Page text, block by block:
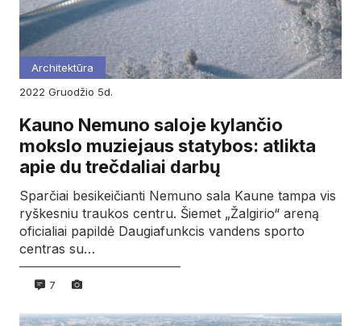
Architektūra
2022
gruodžio 5d.
Kauno Nemuno saloje kylančio
mokslo muziejaus statybos: atlikta
apie du trečdaliai darbų
Sparčiai besikeičianti Nemuno sala Kaune tampa vis
ryškesniu traukos centru. Šiemet „Žalgirio“ areną
oficialiai papildė Daugiafunkcis vandens sporto
centras su…
7